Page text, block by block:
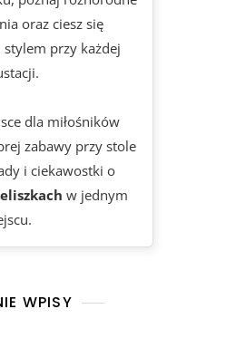
oraz ciesz się
przy każdej
dla miłośników
zabawy przy stole
i ciekawostki o
w jednym
WPISY